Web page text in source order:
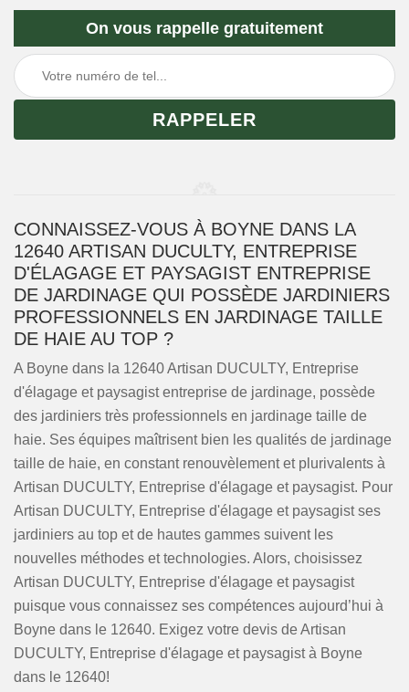
On vous rappelle gratuitement
CONNAISSEZ-VOUS À BOYNE DANS LA
12640 ARTISAN DUCULTY, ENTREPRISE
D'ÉLAGAGE ET PAYSAGIST ENTREPRISE
DE JARDINAGE QUI POSSÈDE JARDINIERS
PROFESSIONNELS EN JARDINAGE TAILLE
DE HAIE AU TOP ?
A Boyne dans la 12640 Artisan DUCULTY, Entreprise
d'élagage et paysagist entreprise de jardinage, possède
des jardiniers très professionnels en jardinage taille de
haie. Ses équipes maîtrisent bien les qualités de jardinage
taille de haie, en constant renouvèlement et plurivalents à
Artisan DUCULTY, Entreprise d'élagage et paysagist. Pour
Artisan DUCULTY, Entreprise d'élagage et paysagist ses
jardiniers au top et de hautes gammes suivent les
nouvelles méthodes et technologies. Alors, choisissez
Artisan DUCULTY, Entreprise d'élagage et paysagist
puisque vous connaissez ses compétences aujourd’hui à
Boyne dans le 12640. Exigez votre devis de Artisan
DUCULTY, Entreprise d'élagage et paysagist à Boyne
dans le 12640!